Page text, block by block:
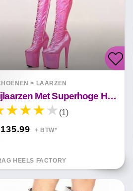
> LAARZEN
Dijlaarzen Met Superhoge Hak Van 20 Cm
(1)
+ BTW*
HEELS FACTORY